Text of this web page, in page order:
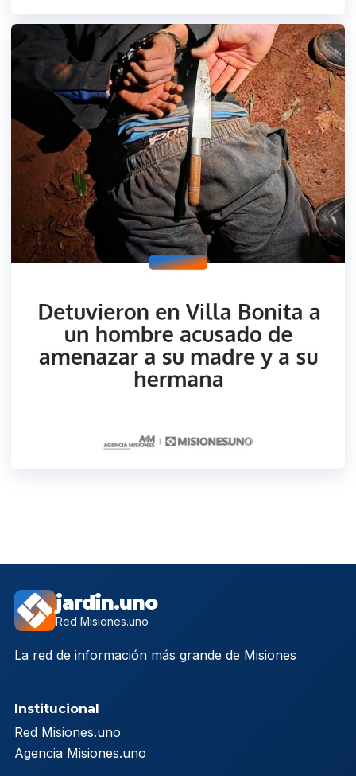
jardin.uno
Red Misiones.uno
La red de información más grande de Misiones
Institucional
Red Misiones.uno
Agencia Misiones.uno